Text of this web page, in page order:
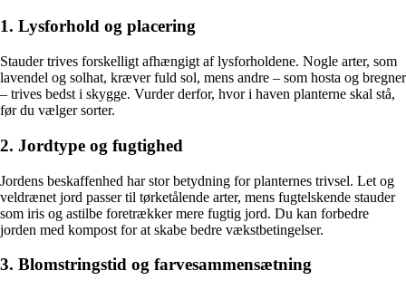
1. Lysforhold og placering
Stauder trives forskelligt afhængigt af lysforholdene. Nogle arter, som
lavendel og solhat, kræver fuld sol, mens andre – som hosta og bregner
– trives bedst i skygge. Vurder derfor, hvor i haven planterne skal stå,
før du vælger sorter.
2. Jordtype og fugtighed
Jordens beskaffenhed har stor betydning for planternes trivsel. Let og
veldrænet jord passer til tørketålende arter, mens fugtelskende stauder
som iris og astilbe foretrækker mere fugtig jord. Du kan forbedre
jorden med kompost for at skabe bedre vækstbetingelser.
3. Blomstringstid og farvesammensætning